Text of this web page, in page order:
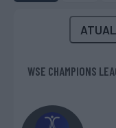
WSE CHAMPIONS